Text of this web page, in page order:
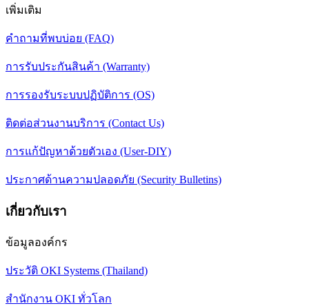
เพิ่มเติม
คำถามที่พบบ่อย (FAQ)
การรับประกันสินค้า (Warranty)
การรองรับระบบปฏิบัติการ (OS)
ติดต่อส่วนงานบริการ (Contact Us)
การแก้ปัญหาด้วยตัวเอง (User-DIY)
ประกาศด้านความปลอดภัย (Security Bulletins)
เกี่ยวกับเรา
ข้อมูลองค์กร
ประวัติ OKI Systems (Thailand)
สำนักงาน OKI ทั่วโลก